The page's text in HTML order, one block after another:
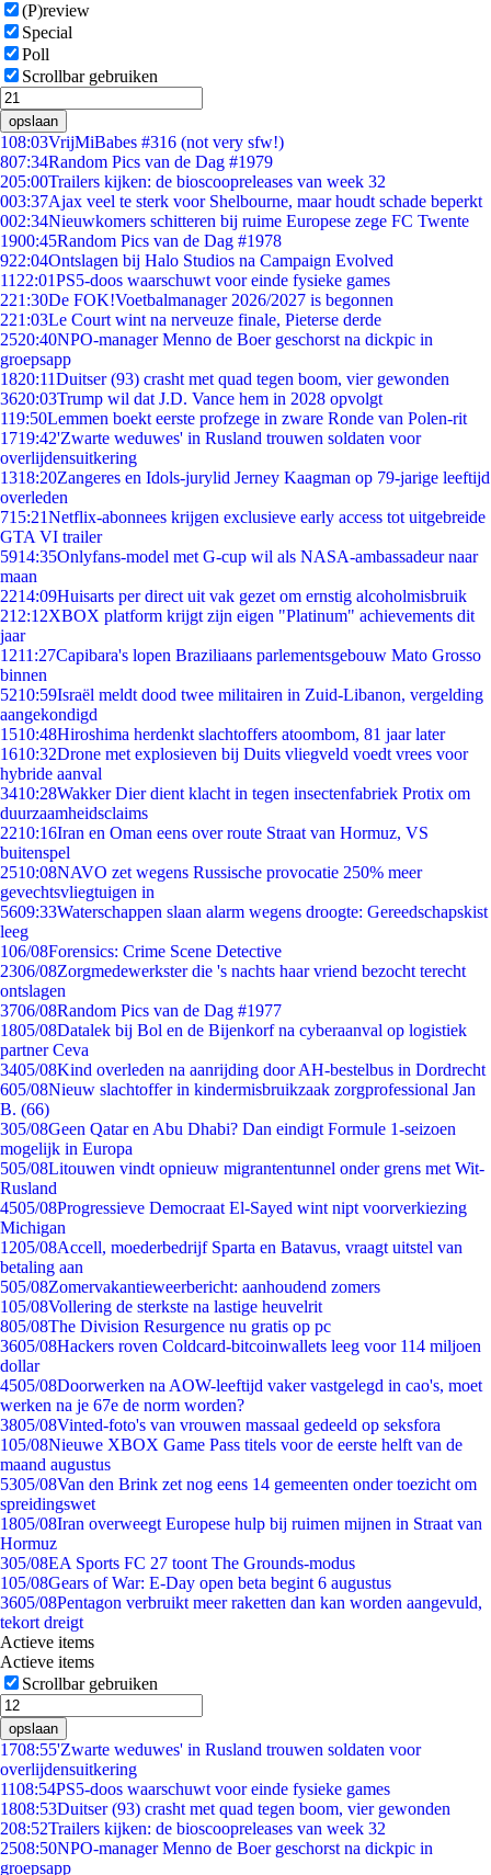
(P)review
Special
Poll
Scrollbar gebruiken
opslaan
108:03VrijMiBabes #316 (not very sfw!)
807:34Random Pics van de Dag #1979
205:00Trailers kijken: de bioscoopreleases van week 32
003:37Ajax veel te sterk voor Shelbourne, maar houdt schade beperkt
002:34Nieuwkomers schitteren bij ruime Europese zege FC Twente
1900:45Random Pics van de Dag #1978
922:04Ontslagen bij Halo Studios na Campaign Evolved
11 22:01PS5-doos waarschuwt voor einde fysieke games
221:30De FOK!Voetbalmanager 2026/2027 is begonnen
221:03Le Court wint na nerveuze finale, Pieterse derde
2520:40NPO-manager Menno de Boer geschorst na dickpic in
groepsapp
1820:11Duitser (93) crasht met quad tegen boom, vier gewonden
3620:03Trump wil dat J.D. Vance hem in 2028 opvolgt
119:50Lemmen boekt eerste profzege in zware Ronde van Polen-rit
1719:42'Zwarte weduwes' in Rusland trouwen soldaten voor
overlijdensuitkering
1318:20Zangeres en Idols-jurylid Jerney Kaagman op 79-jarige leeftijd
overleden
715:21Netflix-abonnees krijgen exclusieve early access tot uitgebreide
GTA VI trailer
5914:35Onlyfans-model met G-cup wil als NASA-ambassadeur naar
maan
2214:09Huisarts per direct uit vak gezet om ernstig alcoholmisbruik
212:12XBOX platform krijgt zijn eigen "Platinum" achievements dit
jaar
1211:27Capibara's lopen Braziliaans parlementsgebouw Mato Grosso
binnen
5210:59Israël meldt dood twee militairen in Zuid-Libanon, vergelding
aangekondigd
1510:48Hiroshima herdenkt slachtoffers atoombom, 81 jaar later
1610:32Drone met explosieven bij Duits vliegveld voedt vrees voor
hybride aanval
3410:28Wakker Dier dient klacht in tegen insectenfabriek Protix om
duurzaamheidsclaims
2210:16Iran en Oman eens over route Straat van Hormuz, VS
buitenspel
2510:08NAVO zet wegens Russische provocatie 250% meer
gevechtsvliegtuigen in
5609:33Waterschappen slaan alarm wegens droogte: Gereedschapskist
leeg
106/08Forensics: Crime Scene Detective
2306/08Zorgmedewerkster die 's nachts haar vriend bezocht terecht
ontslagen
3706/08Random Pics van de Dag #1977
1805/08Datalek bij Bol en de Bijenkorf na cyberaanval op logistiek
partner Ceva
3405/08Kind overleden na aanrijding door AH-bestelbus in Dordrecht
605/08Nieuw slachtoffer in kindermisbruikzaak zorgprofessional Jan
B. (66)
305/08Geen Qatar en Abu Dhabi? Dan eindigt Formule 1-seizoen
mogelijk in Europa
505/08Litouwen vindt opnieuw migrantentunnel onder grens met Wit-
Rusland
4505/08Progressieve Democraat El-Sayed wint nipt voorverkiezing
Michigan
1205/08Accell, moederbedrijf Sparta en Batavus, vraagt uitstel van
betaling aan
505/08Zomervakantieweerbericht: aanhoudend zomers
105/08Vollering de sterkste na lastige heuvelrit
805/08The Division Resurgence nu gratis op pc
3605/08Hackers roven Coldcard-bitcoinwallets leeg voor 114 miljoen
dollar
4505/08Doorwerken na AOW-leeftijd vaker vastgelegd in cao's, moet
werken na je 67e de norm worden?
3805/08Vinted-foto's van vrouwen massaal gedeeld op seksfora
105/08Nieuwe XBOX Game Pass titels voor de eerste helft van de
maand augustus
5305/08Van den Brink zet nog eens 14 gemeenten onder toezicht om
spreidingswet
1805/08Iran overweegt Europese hulp bij ruimen mijnen in Straat van
Hormuz
305/08EA Sports FC 27 toont The Grounds-modus
105/08Gears of War: E-Day open beta begint 6 augustus
3605/08Pentagon verbruikt meer raketten dan kan worden aangevuld,
tekort dreigt
Actieve items
Actieve items
Scrollbar gebruiken
opslaan
1708:55'Zwarte weduwes' in Rusland trouwen soldaten voor
overlijdensuitkering
1108:54PS5-doos waarschuwt voor einde fysieke games
1808:53Duitser (93) crasht met quad tegen boom, vier gewonden
208:52Trailers kijken: de bioscoopreleases van week 32
2508:50NPO-manager Menno de Boer geschorst na dickpic in
groepsapp